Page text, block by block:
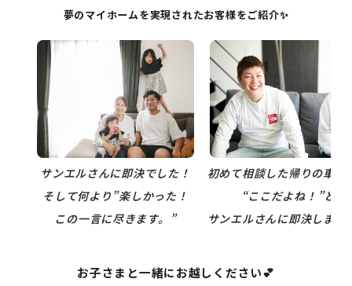
夢のマイホームを実現されたお客様をご紹介✨
サンエルさんに即決でした！
そして何より”楽しかった！
この一言に尽きます。”
初めて相談した帰りの車の
“ここだよね！”と
サンエルさんに即決しまし
お子さまと一緒にお越しください💕